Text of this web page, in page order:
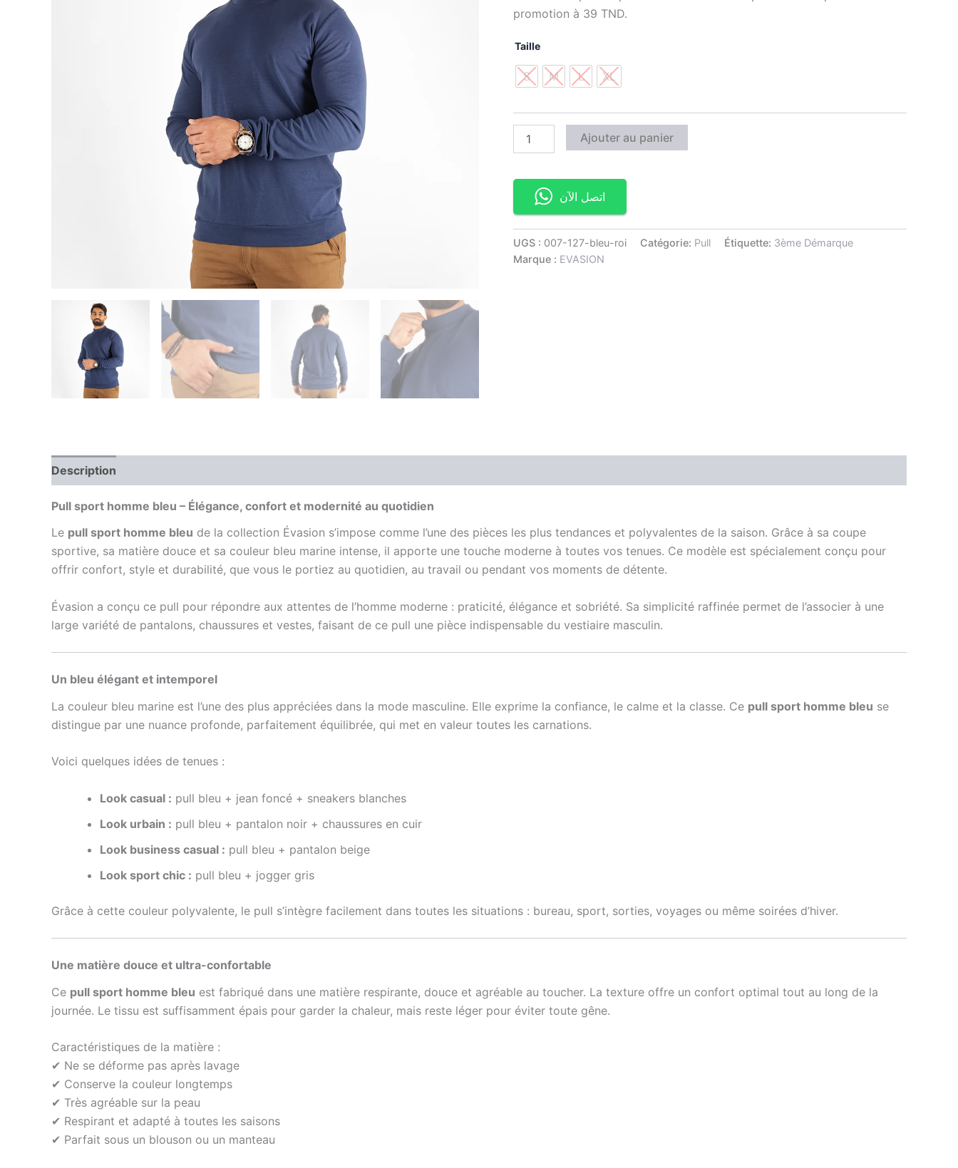
promotion à 39 TND.
Taille
S M L XL
Ajouter au panier
اتصل الآن
UGS : 007-127-bleu-roi Catégorie: Pull Étiquette: 3ème Démarque
Marque : EVASION
Description
Pull sport homme bleu – Élégance, confort et modernité au quotidien
Le pull sport homme bleu de la collection Évasion s’impose comme l’une des pièces les plus tendances et polyvalentes de la saison. Grâce à sa coupe
sportive, sa matière douce et sa couleur bleu marine intense, il apporte une touche moderne à toutes vos tenues. Ce modèle est spécialement conçu pour
offrir confort, style et durabilité, que vous le portiez au quotidien, au travail ou pendant vos moments de détente.
Évasion a conçu ce pull pour répondre aux attentes de l’homme moderne : praticité, élégance et sobriété. Sa simplicité raffinée permet de l’associer à une
large variété de pantalons, chaussures et vestes, faisant de ce pull une pièce indispensable du vestiaire masculin.
Un bleu élégant et intemporel
La couleur bleu marine est l’une des plus appréciées dans la mode masculine. Elle exprime la confiance, le calme et la classe. Ce pull sport homme bleu se
distingue par une nuance profonde, parfaitement équilibrée, qui met en valeur toutes les carnations.
Voici quelques idées de tenues :
Look casual : pull bleu + jean foncé + sneakers blanches
Look urbain : pull bleu + pantalon noir + chaussures en cuir
Look business casual : pull bleu + pantalon beige
Look sport chic : pull bleu + jogger gris
Grâce à cette couleur polyvalente, le pull s’intègre facilement dans toutes les situations : bureau, sport, sorties, voyages ou même soirées d’hiver.
Une matière douce et ultra-confortable
Ce pull sport homme bleu est fabriqué dans une matière respirante, douce et agréable au toucher. La texture offre un confort optimal tout au long de la
journée. Le tissu est suffisamment épais pour garder la chaleur, mais reste léger pour éviter toute gêne.
Caractéristiques de la matière :
✔ Ne se déforme pas après lavage
✔ Conserve la couleur longtemps
✔ Très agréable sur la peau
✔ Respirant et adapté à toutes les saisons
✔ Parfait sous un blouson ou un manteau